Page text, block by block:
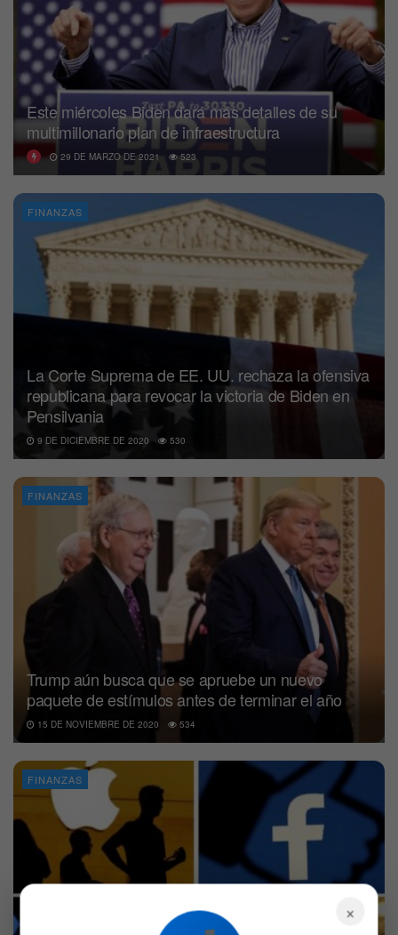
Este miércoles Biden dará más detalles de su
multimillonario plan de infraestructura
29 DE MARZO DE 2021 523
FINANZAS
La Corte Suprema de EE. UU. rechaza la ofensiva
republicana para revocar la victoria de Biden en
Pensilvania
9 DE DICIEMBRE DE 2020 530
FINANZAS
Trump aún busca que se apruebe un nuevo
paquete de estímulos antes de terminar el año
15 DE NOVIEMBRE DE 2020 534
FINANZAS
×